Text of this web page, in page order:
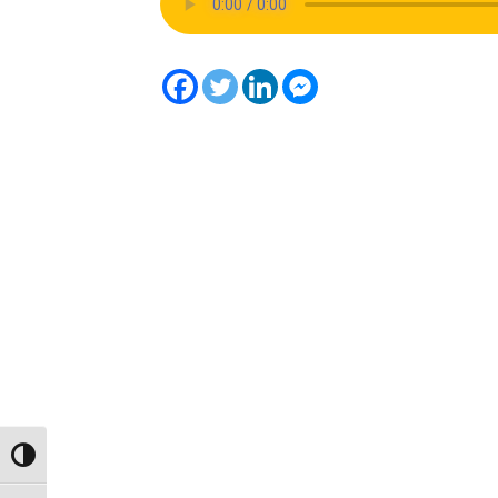
Toggle High Contrast